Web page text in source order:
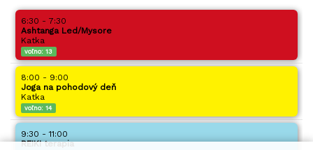
6:30 - 7:30
Ashtanga Led/Mysore
Katka
voľno:13
8:00 - 9:00
Joga na pohodový deň
Katka
voľno:14
9:30 - 11:00
REIKI terapia